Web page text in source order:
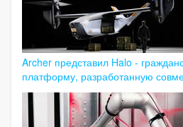
Archer представил Halo -
платформу, разработанную